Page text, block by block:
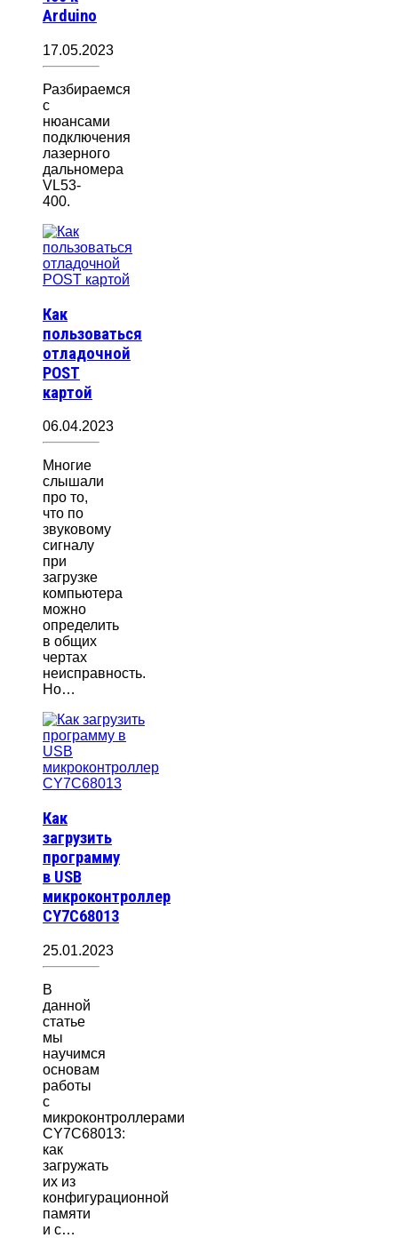
Arduino
17.05.2023
Разбираемся
с
нюансами
подключения
лазерного
дальномера
VL53-
400.
Как
пользоваться
отладочной
POST
картой
06.04.2023
Многие
слышали
про то,
что по
звуковому
сигналу
при
загрузке
компьютера
можно
определить
в общих
чертах
неисправность.
Но…
Как
загрузить
программу
в USB
микроконтроллер
CY7C68013
25.01.2023
В
данной
статье
мы
научимся
основам
работы
с
микроконтроллерами
CY7C68013:
как
загружать
их из
конфигурационной
памяти
и с…